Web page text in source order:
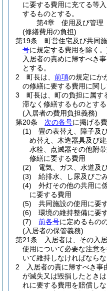
に要する費用に充てる等
するものとする。
第4章
使用及び管理
(修繕費用の負担)
第19条
町営住宅及び共同
号に規定する費用を除く
入居者の責めに帰すべき
とする。
2
町長は、 前項の規定にか
の修繕に要する費用に関
3
町長は、町の負担に属す
滞なく修繕するものとする
(入居者の費用負担義務)
第20条
次の各号に掲げる
(1)
畳の表替え、障子及
め替え、木造器具及び
水栓、点滅器その他附
修繕に要する費用
(2)
電気、ガス、水道及
(3)
給排水、し尿及びご
(4)
外灯その他の共用に
に要する費用
(5)
共同施設の使用に要
(6)
環境の維持整備に要
(7)
前各号に定めるもの
(入居者の保管義務)
第21条
入居者は、その入
使用について必要な注意
いて維持しなければならな
2
入居者の責に帰すべき
が滅失又は毀損したとき
れに要する費用を賠償しな